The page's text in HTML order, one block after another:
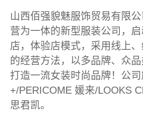
山西佰强貌魅服饰贸易有限
营为一体的新型服装公司，
店，体验店模式，采用线上
的经营方法，以多品牌、众
打造一流女装时尚品牌！公司
+/PERICOME 媛来/LOOKS
思君凯。